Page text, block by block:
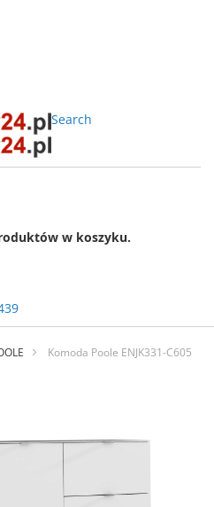
Search
w koszyku.
Komoda Poole ENJK331-C605